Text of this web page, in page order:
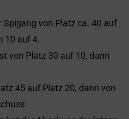
von Platz ca. 40 auf
10 auf 4.
von Platz 30 auf 10, dann
45 auf Platz 20, dann von